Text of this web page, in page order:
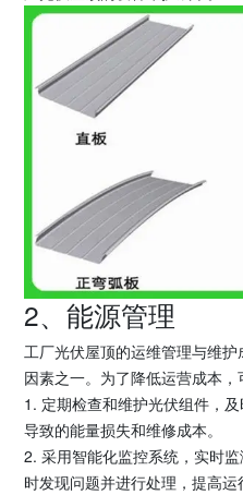
2、能源管理
工厂光伏屋顶的运维管理与维
因素之一。为了降低运营成本，
1. 定期检查和维护光伏组件，
导致的能量损失和维修成本。
2. 采用智能化监控系统，实时
时发现问题并进行处理，提高运